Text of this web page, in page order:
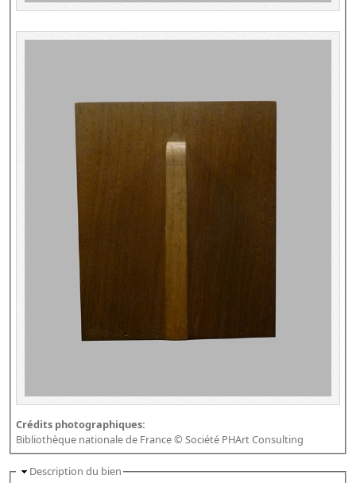
Crédits photographiques:
Bibliothèque nationale de France © Société PHArt Consulting
Description du bien